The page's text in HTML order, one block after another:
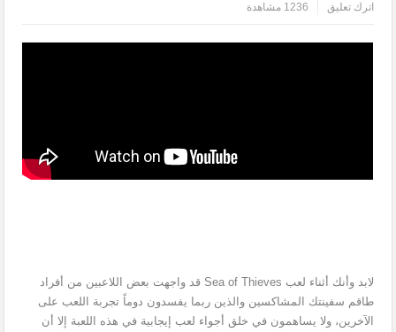
اترك تعليق
1236 مشاهدة
لابد وأنك أثناء لعب Sea of Thieves قد واجهت بعض اللاعبين من أفراد
طاقم سفينتك المشاكسين والذين ربما يفسدون دوماً تجربة اللعب على
الآخرين، ولا يساهمون في خلق أجواء لعب إيجابية في هذه اللعبة إلا أن